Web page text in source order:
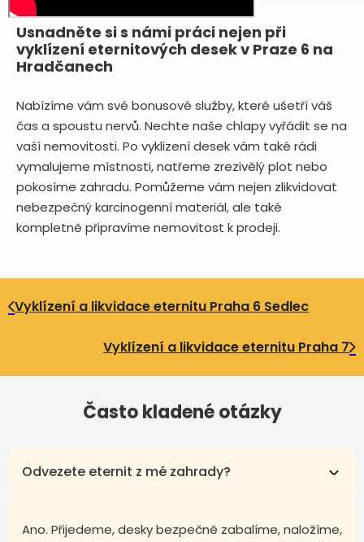
Usnadněte si s námi práci nejen při
vyklízení eternitových desek v Praze 6 na
Hradčanech
Nabízíme vám své bonusové služby, které ušetří váš
čas a spoustu nervů. Nechte naše chlapy vyřádit se na
vaší nemovitosti. Po vyklizení desek vám také rádi
vymalujeme místnosti, natřeme zrezivělý plot nebo
pokosíme zahradu. Pomůžeme vám nejen zlikvidovat
nebezpečný karcinogenní materiál, ale také
kompletně připravíme nemovitost k prodeji.
Vyklízení a likvidace eternitu Praha 6 Sedlec
Vyklízení a likvidace eternitu Praha 7
Často kladené otázky
Odvezete eternit z mé zahrady?
Ano. Přijedeme, desky bezpečně zabalíme, naložíme,